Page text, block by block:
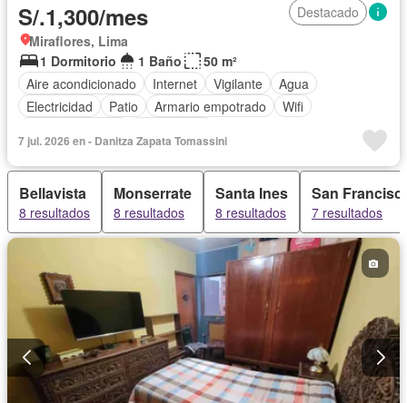
S/.1,300/mes
Destacado
Miraflores, Lima
1 Dormitorio
1 Baño
50 m²
Aire acondicionado
Internet Vigilante
Agua
Electricidad
Patio Armario empotrado
Wifi
7 jul. 2026 en - Danitza Zapata Tomassini
Bellavista
8 resultados
Monserrate
8 resultados
Santa Ines
8 resultados
San
7 resultados